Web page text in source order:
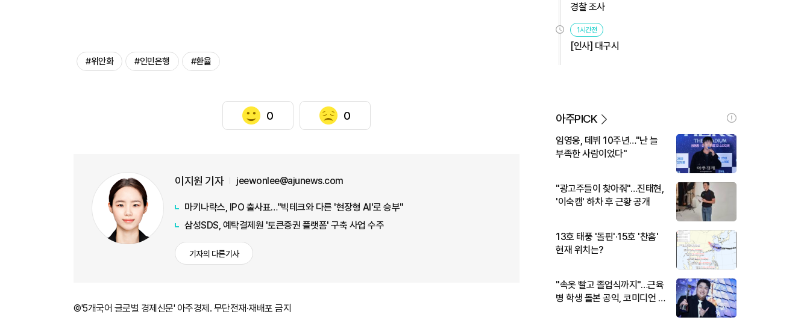
#위안화 #인민은행 #환율
0 0
이지원 기자 jeewonlee@ajunews.com
마키나락스, IPO 출사표…"빅테크와 다른 '현장형 AI'로 승부"
삼성SDS, 예탁결제원 '토큰증권 플랫폼' 구축 사업 수주
기자의 다른기사
©'5개국어 글로벌 경제신문' 아주경제. 무단전재·재배포 금지
경찰 조사
1시간전
[인사] 대구시
아주PICK
임영웅, 데뷔 10주년…"난 늘
부족한 사람이었다"
"광고주들이 찾아줘"…진태현,
'이숙캠' 하차 후 근황 공개
13호 태풍 '돌핀'·15호 '찬홈'
현재 위치는?
"속옷 빨고 졸업식까지"…근육
병 학생 돌본 공익, 코미디언 김